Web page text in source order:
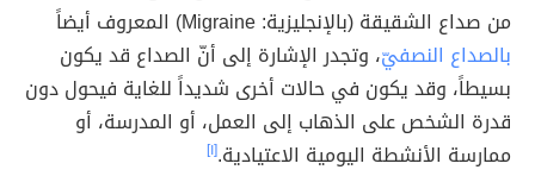
من صداع الشقيقة (بالإنجليزية: Migraine) المعروف أيضاً
بالصداع النصفيّ، وتجدر الإشارة إلى أنّ الصداع قد يكون
بسيطاً، وقد يكون في حالات أخرى شديداً للغاية فيحول دون
قدرة الشخص على الذهاب إلى العمل، أو المدرسة، أو
ممارسة الأنشطة اليومية الاعتيادية.[١]